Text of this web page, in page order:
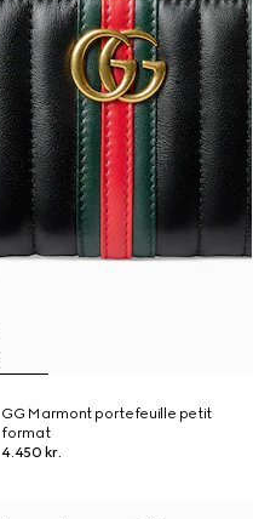
GG Marmont portefeuille petit
format
4.450 kr.